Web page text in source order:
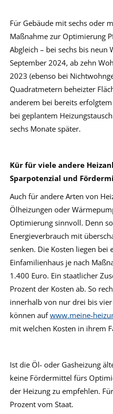
Für Gebäude mit sechs oder
Maßnahme zur Optimierung
Abgleich – bei sechs bis neun
September 2024, ab zehn
2023 (ebenso bei
Quadratmetern beheizter
anderem bei bereits
bei geplantem
sechs Monate später.
Kür für viele andere
Sparpotenzial und
Auch für andere Arten von
Ölheizungen oder
Optimierung sinnvoll. Denn
Energieverbrauch mit
senken. Die Kosten liegen
Einfamilienhaus je nach
1.400 Euro. Ein staatlicher
Prozent der Kosten ab. So
innerhalb von nur drei bis
können aufwww.meine-
mit welchen Kosten in ihrem
Ist die Öl- oder Gasheizung
keine Fördermittel fürs
der Heizung zu empfehlen.
Prozent vom Staat.